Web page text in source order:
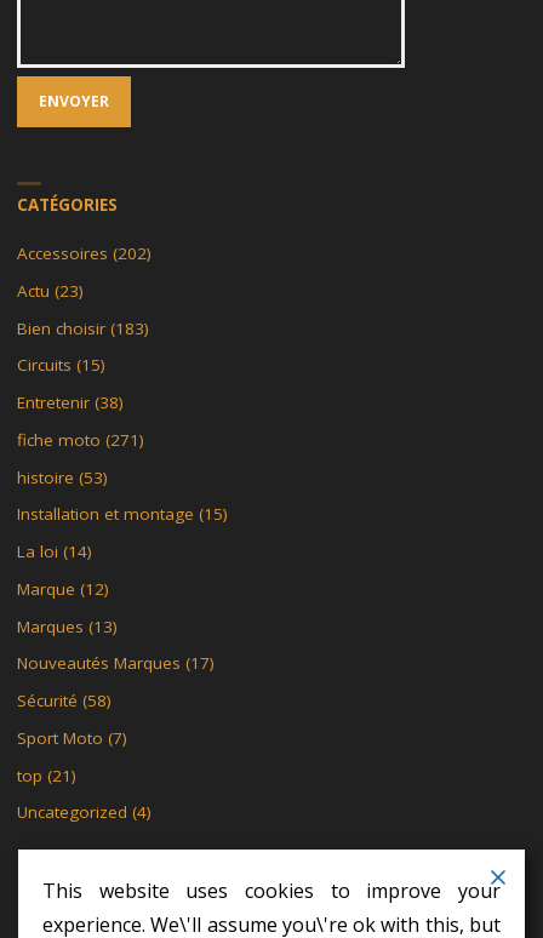
CATÉGORIES
Accessoires (202)
Actu (23)
Bien choisir(183)
Circuits (15)
Entretenir(38)
fiche moto (271)
histoire (53)
Installation et montage (15)
La loi (14)
Marque (12)
Marques (13)
Nouveautés Marques (17)
Sécurité (58)
Sport Moto (7)
top (21)
Uncategorized (4)
This website uses cookies to improve your
experience. We\'ll assume you\'re ok with this, but